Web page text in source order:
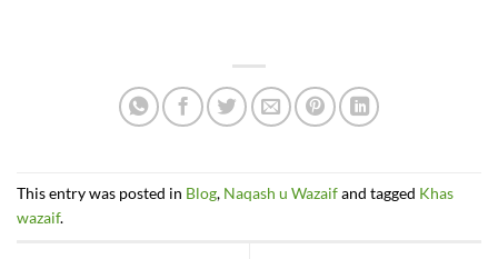
This entry was posted in Blog, Naqash u Wazaifand tagged Khas
wazaif.